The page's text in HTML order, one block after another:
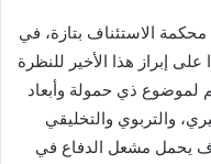
الاستئناف بتازة، في
إبراز هذا الأخير للنظرة
لموضوع ذي حمولة وأبعاد
والتربوي والتخليقي
يحمل مشعل الدفاع في